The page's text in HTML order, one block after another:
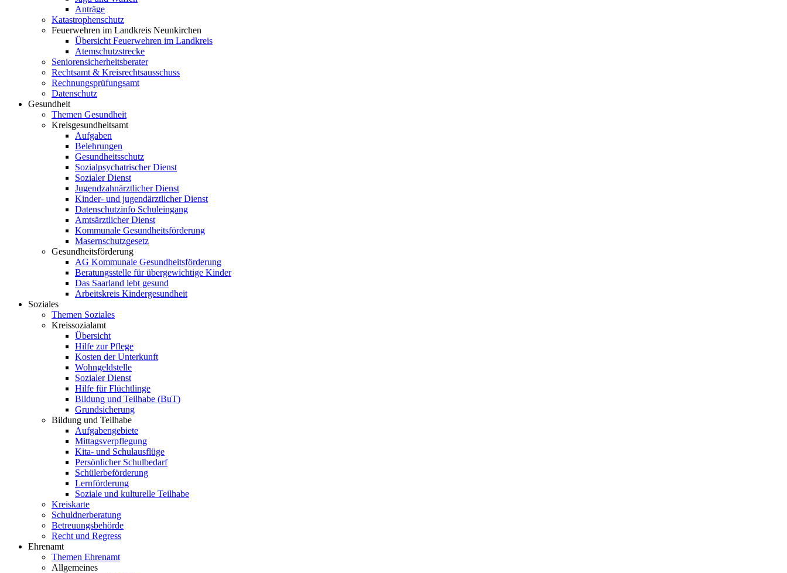
Anträge
Katastrophenschutz
Feuerwehren im Landkreis Neunkirchen
Übersicht Feuerwehren im Landkreis
Atemschutzstrecke
Seniorensicherheitsberater
Rechtsamt & Kreisrechtsausschuss
Rechnungsprüfungsamt
Datenschutz
Gesundheit
Themen Gesundheit
Kreisgesundheitsamt
Aufgaben
Belehrungen
Gesundheitsschutz
Sozialpsychatrischer Dienst
Sozialer Dienst
Jugendzahnärztlicher Dienst
Kinder- und jugendärztlicher Dienst
Datenschutzinfo Schuleingang
Amtsärztlicher Dienst
Kommunale Gesundheitsförderung
Masernschutzgesetz
Gesundheitsförderung
AG Kommunale Gesundheitsförderung
Beratungsstelle für übergewichtige Kinder
Das Saarland lebt gesund
Arbeitskreis Kindergesundheit
Soziales
Themen Soziales
Kreissozialamt
Übersicht
Hilfe zur Pflege
Kosten der Unterkunft
Wohngeldstelle
Sozialer Dienst
Hilfe für Flüchtlinge
Bildung und Teilhabe (BuT)
Grundsicherung
Bildung und Teilhabe
Aufgabengebiete
Mittagsverpflegung
Kita- und Schulausflüge
Persönlicher Schulbedarf
Schülerbeförderung
Lernförderung
Soziale und kulturelle Teilhabe
Kreiskarte
Schuldnerberatung
Betreuungsbehörde
Recht und Regress
Ehrenamt
Themen Ehrenamt
Allgemeines